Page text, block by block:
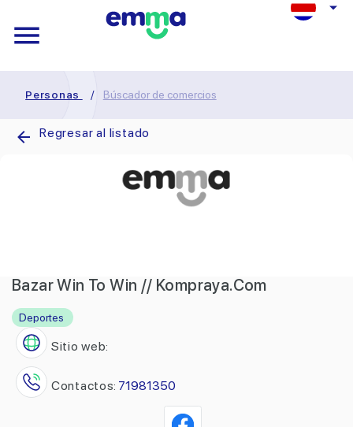
Personas / Búscador de comercios
Regresar al listado
Bazar Win To Win // Kompraya.Com
Deportes
Sitio web:
Contactos: 71981350